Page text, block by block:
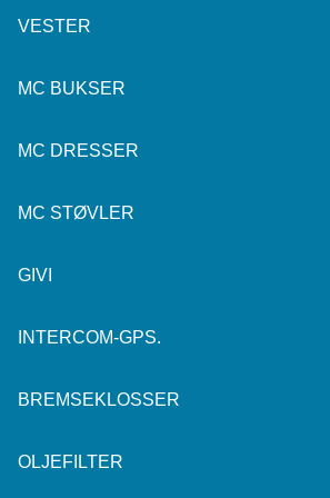
VESTER
MC BUKSER
MC DRESSER
MC STØVLER
GIVI
INTERCOM-GPS.
BREMSEKLOSSER
OLJEFILTER